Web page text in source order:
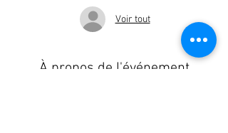
Voir tout
À propos de l'événement